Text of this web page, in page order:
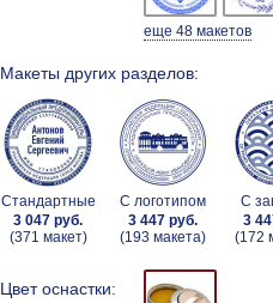
еще 48 макетов
Макеты других разделов:
Стандартные
3 047 руб.
(371 макет)
С логотипом
3 447 руб.
(193 макета)
С
3
(172
Цвет оснастки: